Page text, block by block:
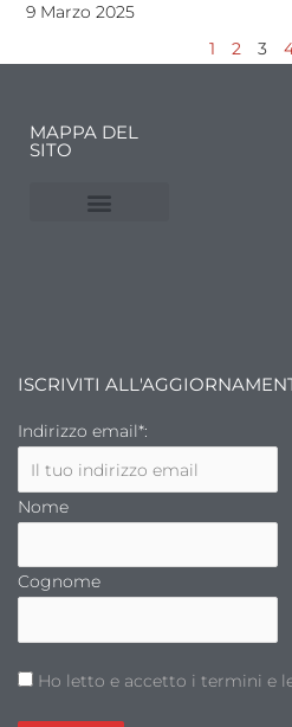
9 Marzo 2025
1 2 3
MAPPA DEL
SITO
ISCRIVITI
Indirizzo email*:
Nome
Cognome
Ho letto e accetto i termini e